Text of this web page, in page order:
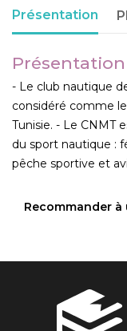
Présentation
Présentation
- Le club nautique
considéré comme
Tunisie. - Le CNMT
du sport nautique :
pêche sportive et
Recommander à